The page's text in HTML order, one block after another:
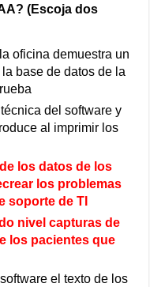
(Escoja dos
oficina demuestra un
base de datos de la
del software y
al imprimir los
los datos de los
los problemas
soporte de TI
nivel capturas de
los pacientes que
el texto de los